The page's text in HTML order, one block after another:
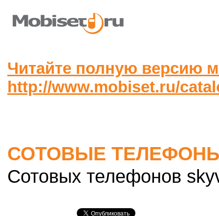
Читайте полную версию
http://www.mobiset.ru/
СОТОВЫЕ ТЕЛЕФОНЫ
Сотовых телефонов